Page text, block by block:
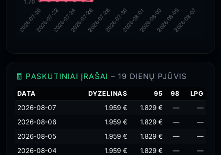
🧾 PASKUTINIAI ĮRAŠAI – 19 DIENŲ PJŪVIS
DATA DYZELINAS 95 98 LPG
2026-08-07 1.959 € 1.829 € —
—
2026-08-06
1.959 € 1.829 € —
—
2026-08-05
1.959 € 1.829 € —
—
2026-08-04
1.959 € 1.829 € —
—